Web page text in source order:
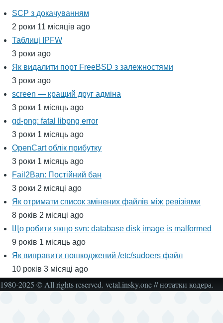
SCP з докачуванням
2 роки 11 місяців ago
Таблиці IPFW
3 роки ago
Як видалити порт FreeBSD з залежностями
3 роки ago
screen — кращий друг адміна
3 роки 1 місяць ago
gd-png: fatal libpng error
3 роки 1 місяць ago
OpenCart облік прибутку
3 роки 1 місяць ago
Fail2Ban: Постійний бан
3 роки 2 місяці ago
Як отримати список змінених файлів між ревізіями
8 років 2 місяці ago
Що робити якщо svn: database disk image is malformed
9 років 1 місяць ago
Як виправити пошкоджений /etc/sudoers файл
10 років 3 місяці ago
1980-2025 © All rights reserved. vetal.insky.one // нотатки кодера.